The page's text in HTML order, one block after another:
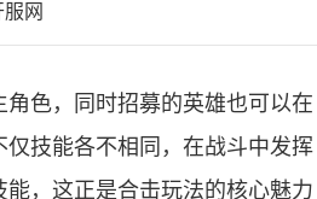
网
色，同时招募的英雄也可以在
技能各不相同，在战斗中发挥
，这正是合击玩法的核心魅力